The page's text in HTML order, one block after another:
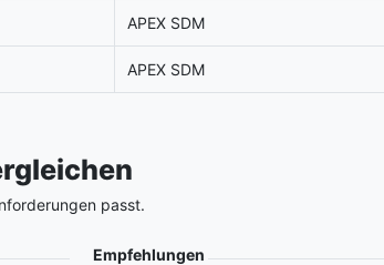
APEX SDM
APEX SDM
passt.
Empfehlungen